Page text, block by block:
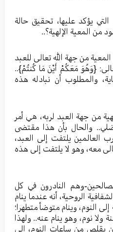
التي يؤكد عليها، تحقيق حالة
من المعية الإلهية؟..
من جهة الله تعالى للعبد
{وَهُوَ مَعَكُمْ أَيْنَ مَا كُنتُمْ}..
والمطلوب أن نبادله هذه
من جهة العبد لربه، هي أمر
والحال بأن هذا مقتضى
العالمين يلتفت إلى العبد،
معه، وهو لا يلتفت إلى هذه
وهم النادرون في كل
الروحية، أنه عندما ينام
النوم، وينام متوضأ متطهرا؛
ولا نوم، وهو ينام عنه.. ولهذا
يقلص من ساعات النوم، إلى